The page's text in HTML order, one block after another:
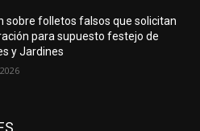
sobre folletos falsos que solicitan
para supuesto festejo de
y Jardines